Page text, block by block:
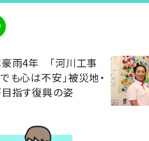
雨4年 「河川工事
も心は不安」被災地・
指す復興の姿